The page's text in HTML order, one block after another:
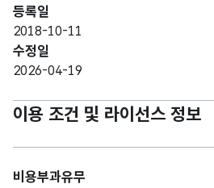
등록일
2018-10-11
수정일
2026-04-19
이용 조건 및 라이선스 정보
비용부과유무